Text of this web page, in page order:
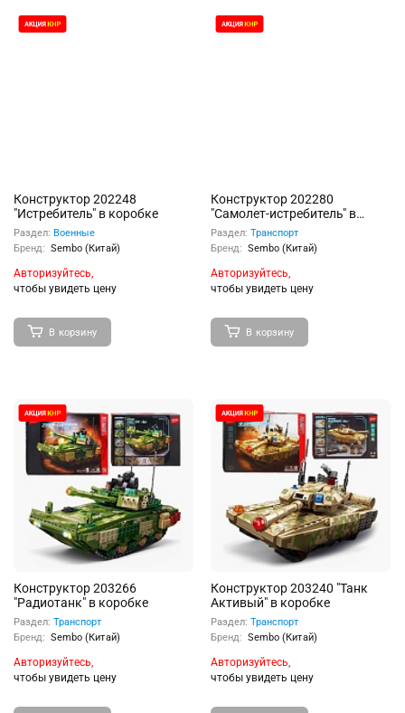
Конструктор 202248
"Истребитель" в коробке
Раздел: Военные
Бренд: Sembo (Китай)
Авторизуйтесь,
чтобы увидеть цену
В корзину
Конструктор 202280
"Самолет-истребитель" в
коробке
Раздел: Транспорт
Бренд: Sembo (Китай)
Авторизуйтесь,
чтобы увидеть цену
В корзину
Конструктор 203266
"Радиотанк" в коробке
Раздел: Транспорт
Бренд: Sembo (Китай)
Авторизуйтесь,
чтобы увидеть цену
Конструктор 203240 "Танк
Активый" в коробке
Раздел: Транспорт
Бренд: Sembo (Китай)
Авторизуйтесь,
чтобы увидеть цену